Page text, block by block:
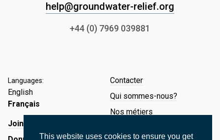
This website uses cookies to ensure you get
help@groundwater-relief.org
+44 (0) 7969 039881
Languages:
English
Français
Joinez nous
Contacter
Qui sommes-nous?
Nos métiers